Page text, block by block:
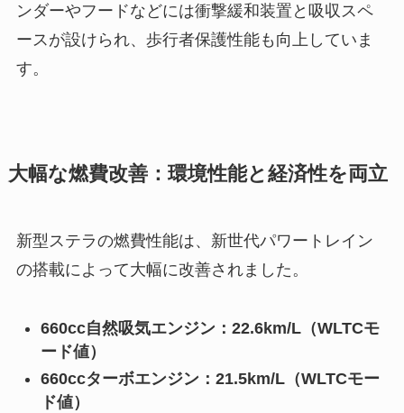
ンダーやフードなどには衝撃緩和装置と吸収スペ
ースが設けられ、歩行者保護性能も向上していま
す。
大幅な燃費改善：環境性能と経済性を両立
新型ステラの燃費性能は、新世代パワートレイン
の搭載によって大幅に改善されました。
660cc自然吸気エンジン：22.6km/L（WLTCモ
ード値）
660ccターボエンジン：21.5km/L（WLTCモー
ド値）